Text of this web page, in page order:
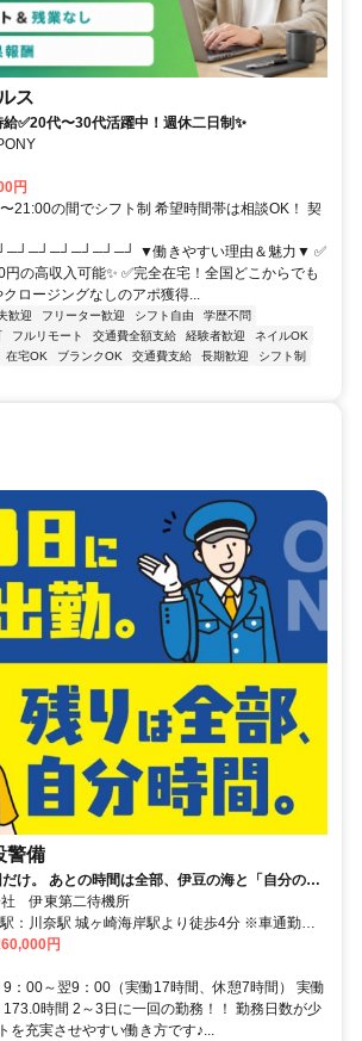
ス
✅20代〜30代活躍中！週休二日制✨
円
21:00の間でシフト制 希望時間帯は相談OK！ 契
▼働きやすい理由＆魅力▼ ✅
の高収入可能✨ ✅完全在宅！全国どこからでも
ロージングなしのアポ獲得...
歓迎 フリーター歓迎 シフト自由
学歴不問
フルリモート 交通費全額支給 経験者歓迎
ネイルOK
在宅OK ブランクOK 交通費支給 長期歓迎
シフト制
警備
け。 あとの時間は全部、伊豆の海と「自分の人
社 伊東第二待機所
より徒歩4分 ※車通勤可
エリア内の３～４つの待機所で勤務いただきま
円
：00～翌9：00（実働17時間、休憩7時間） 実働
時間 2～3日に一回の勤務！！ 勤務日数が少
を充実させやすい働き方です♪...